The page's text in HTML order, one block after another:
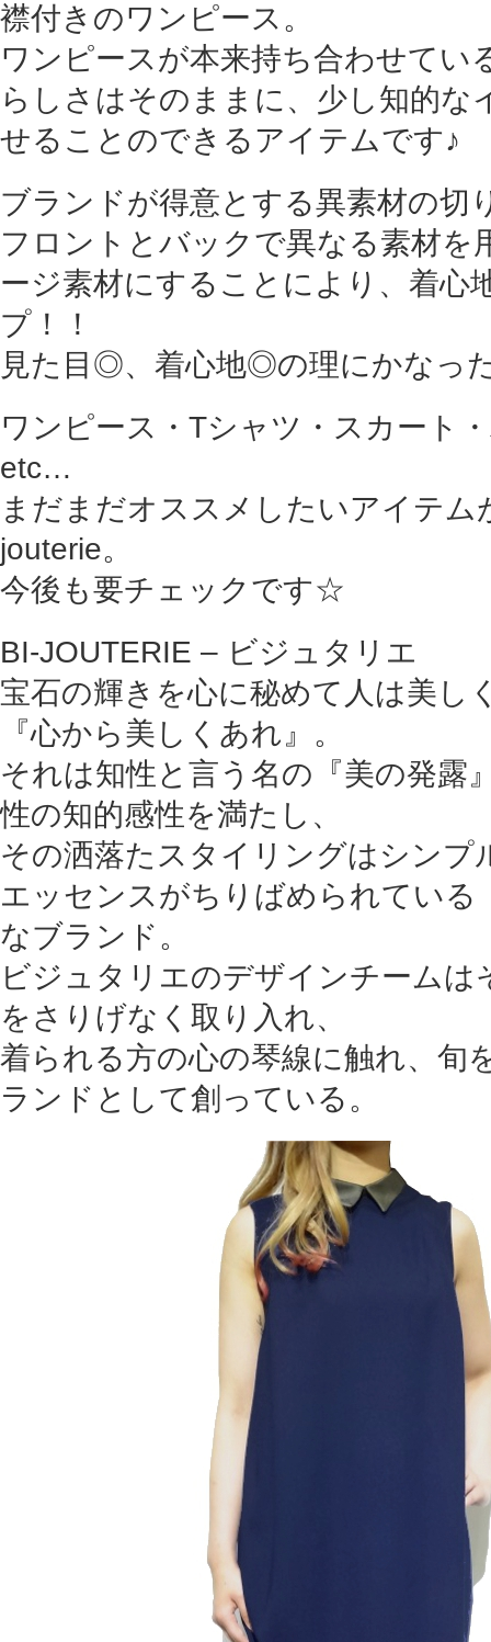
襟付きのワンピース。
ワンピースが本来持ち合わせてい
らしさはそのままに、少し知的な
せることのできるアイテムです♪
ブランドが得意とする異素材の切
フロントとバックで異なる素材を
ージ素材にすることにより、着心
プ！！
見た目◎、着心地◎の理にかなっ
ワンピース・Tシャツ・スカート
etc…
まだまだオススメしたいアイテム
jouterie。
今後も要チェックです☆
BI-JOUTERIE – ビジュタリエ
宝石の輝きを心に秘めて人は美し
『心から美しくあれ』。
それは知性と言う名の『美の発露
性の知的感性を満たし、
その洒落たスタイリングはシンプ
エッセンスがちりばめられている
なブランド。
ビジュタリエのデザインチームは
をさりげなく取り入れ、
着られる方の心の琴線に触れ、旬
ランドとして創っている。